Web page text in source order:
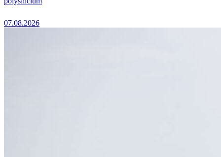
07.08.2026